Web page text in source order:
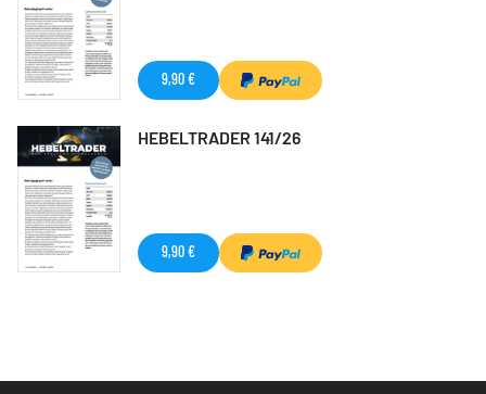
9,90 €
HEBELTRADER 141/26
9,90 €